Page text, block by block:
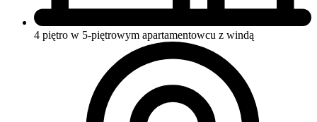
4 piętro w 5-piętrowym apartamentowcu z windą